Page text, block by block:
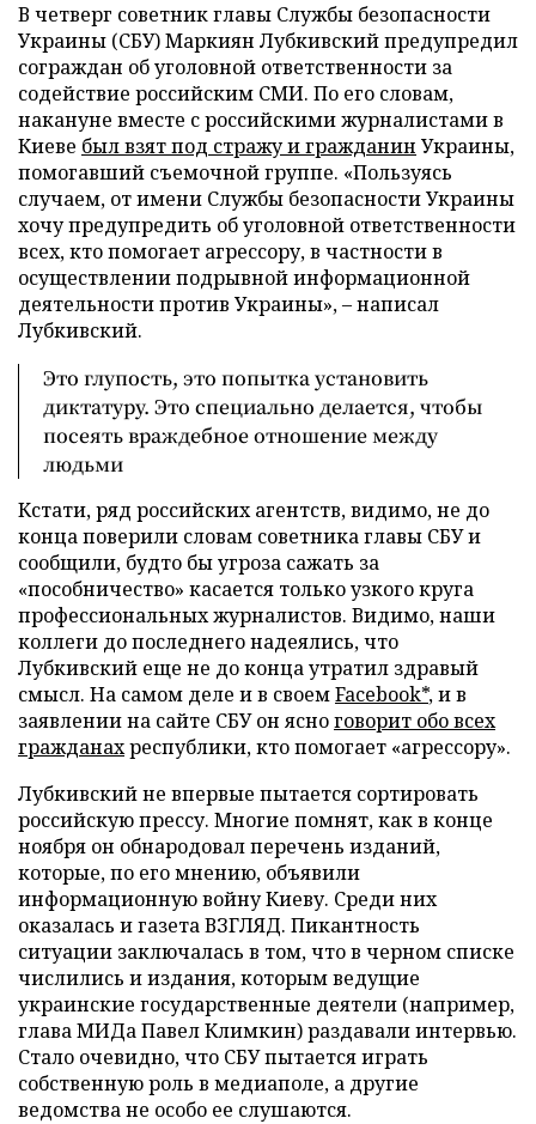
В четверг советник главы Службы безопасности
Украины (СБУ) Маркиян Лубкивский предупредил
сограждан об уголовной ответственности за
содействие российским СМИ. По его словам,
накануне вместе с российскими журналистами в
Киеве был взят под стражу и гражданин Украины,
помогавший съемочной группе. «Пользуясь
случаем, от имени Службы безопасности Украины
хочу предупредить об уголовной ответственности
всех, кто помогает агрессору, в частности в
осуществлении подрывной информационной
деятельности против Украины», – написал
Лубкивский.
Это глупость, это попытка установить
диктатуру. Это специально делается, чтобы
посеять враждебное отношение между
людьми
Кстати, ряд российских агентств, видимо, не до
конца поверили словам советника главы СБУ и
сообщили, будто бы угроза сажать за
«пособничество» касается только узкого круга
профессиональных журналистов. Видимо, наши
коллеги до последнего надеялись, что
Лубкивский еще не до конца утратил здравый
смысл. На самом деле и в своемFacebook*, и в
заявлении на сайте СБУ он ясноговорит обо всех
гражданахреспублики, кто помогает «агрессору».
Лубкивский не впервые пытается сортировать
российскую прессу. Многие помнят, как в конце
ноября он обнародовал перечень изданий,
которые, по его мнению, объявили
информационную войну Киеву. Среди них
оказалась и газета ВЗГЛЯД. Пикантность
ситуации заключалась в том, что в черном списке
числились и издания, которым ведущие
украинские государственные деятели (например,
глава МИДа Павел Климкин) раздавали интервью.
Стало очевидно, что СБУ пытается играть
собственную роль в медиаполе, а другие
ведомства не особо ее слушаются.